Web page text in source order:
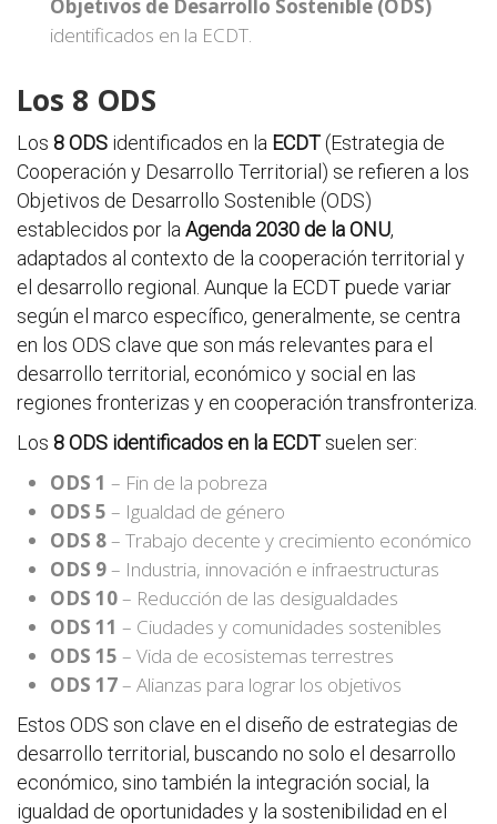
Objetivos de Desarrollo Sostenible (ODS)
identificados en la ECDT.
Los 8 ODS
Los 8 ODS identificados en la ECDT(Estrategia de
Cooperación y Desarrollo Territorial) se refieren a los
Objetivos de Desarrollo Sostenible (ODS)
establecidos por la Agenda 2030 de la ONU,
adaptados al contexto de la cooperación territorial y
el desarrollo regional. Aunque la ECDT puede variar
según el marco específico, generalmente, se centra
en los ODS clave que son más relevantes para el
desarrollo territorial, económico y social en las
regiones fronterizas y en cooperación transfronteriza.
Los 8 ODS identificados en la ECDT suelen ser:
ODS 1 – Fin de la pobreza
ODS 5 – Igualdad de género
ODS 8– Trabajo decente y crecimiento económico
ODS 9– Industria, innovación e infraestructuras
ODS 10– Reducción de las desigualdades
ODS 11 – Ciudades y comunidades sostenibles
ODS 15 – Vida de ecosistemas terrestres
ODS 17– Alianzas para lograr los objetivos
Estos ODS son clave en el diseño de estrategias de
desarrollo territorial, buscando no solo el desarrollo
económico, sino también la integración social, la
igualdad de oportunidades y la sostenibilidad en el